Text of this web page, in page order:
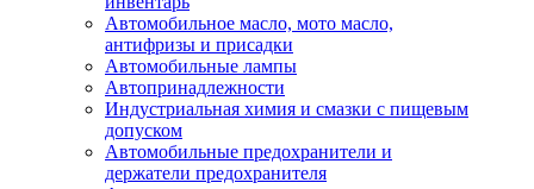
Автомобильное масло, мото масло,
антифризы и присадки
Автомобильные лампы
Автопринадлежности
Индустриальная химия и смазки с пищевым
допуском
Автомобильные предохранители и
держатели предохранителя